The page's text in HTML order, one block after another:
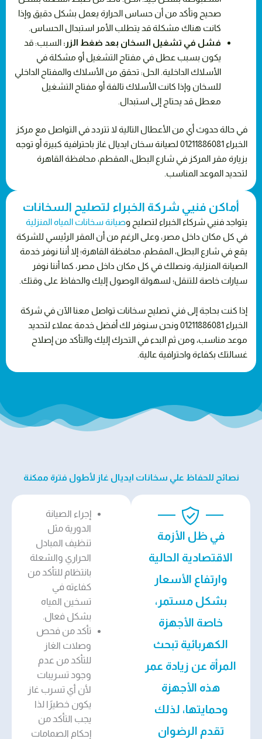
صحيح وتأكد من أن حساس الحرارة يعمل بشكل دقيق وإذا
كانت هناك مشكلة قد يتطلب الأمر استبدال الحساس.
فشل في تشغيل السخان بعد ضغط الزر: السبب: قد
يكون بسبب عطل في مفتاح التشغيل أو مشكلة في
الأسلاك الداخلية. الحل: تحقق من الأسلاك والمفتاح الداخلي
للسخان وإذا كانت الأسلاك تالفة أو مفتاح التشغيل
معطل قد يحتاج إلى استبدال.
في حالة حدوث أي من الأعطال التالية لا تتردد في التواصل مع مركز
الخبراء 01211886081 لصيانة سخان ايديال غاز باحترافية كبيرة أو توجه
بزيارة مقر المركز في شارع البطل، المقطم، محافظة القاهرة
لتحديد الموعد المناسب.
أماكن فنيي شركة الخبراء لتصليح السخانات
يتواجد فنيي شركاء الخبراء لتصليح وصيانة سخانات المياه المنزلية
في كل مكان داخل مصر، وعلى الرغم من أن المقر الرئيسي للشركة
يقع في شارع البطل، المقطم، محافظة القاهرة؛ إلا أننا نوفر خدمة
الصيانة المنزلية، ونصلك في كل مكان داخل مصر، كما أننا نوفر
سيارات خاصة للتنقل؛ لسهولة الوصول إليك والحفاظ على وقتك.
إذا كنت بحاجة إلى فني تصليح سخانات تواصل معنا الآن في شركة
الخبراء 01211886081 ونحن سنوفر لك أفضل خدمة عملاء لتحديد
موعد مناسب، ومن ثم البدء في التحرك إليك والتأكد من إصلاح
غسالتك بكفاءة واحترافية عالية.
نصائح للحفاظ علي سخانات ايديال غاز لأطول فترة ممكنة
في ظل الأزمة
الاقتصادية الحالية
وارتفاع الأسعار
بشكل مستمر،
خاصة الأجهزة
الكهربائية تبحث
المرأة عن زيادة عمر
هذه الأجهزة
وحمايتها، لذلك
تقدم الرضوان
إجراء الصيانة
الدورية مثل
تنظيف المبادل
الحراري والشعلة
بانتظام للتأكد من
كفاءته في
تسخين المياه
بشكل فعال.
تأكد من فحص
وصلات الغاز
للتأكد من عدم
وجود تسريبات
لأن أي تسرب غاز
يكون خطيرًا لذا
يجب التأكد من
إحكام الصمامات